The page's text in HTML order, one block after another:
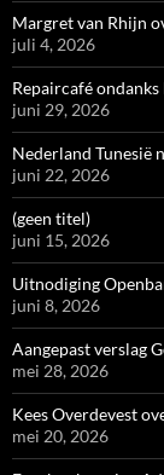
Margret van Rhijn
juli 4, 2026
Repaircafé
juni 29, 2026
Nederland Tunesië
juni 22, 2026
(geen titel)
juni 15, 2026
Uitnodiging
juni 8, 2026
Aangepast verslag
mei 28, 2026
Kees Overdevest
mei 20, 2026